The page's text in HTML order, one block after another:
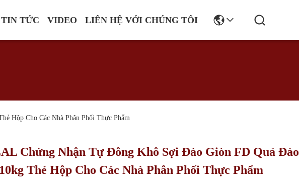
TIN TỨC VIDEO LIÊN HỆ VỚI CHÚNG TÔI
Hộp Cho Các Nhà Phân Phối Thực Phẩm
Chứng Nhận Tự Đông Khô Sợi Đào Giòn FD Quả Đào
Thẻ Hộp Cho Các Nhà Phân Phối Thực Phẩm